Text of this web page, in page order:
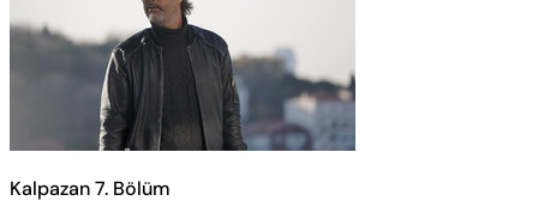
Kalpazan 7. Bölüm